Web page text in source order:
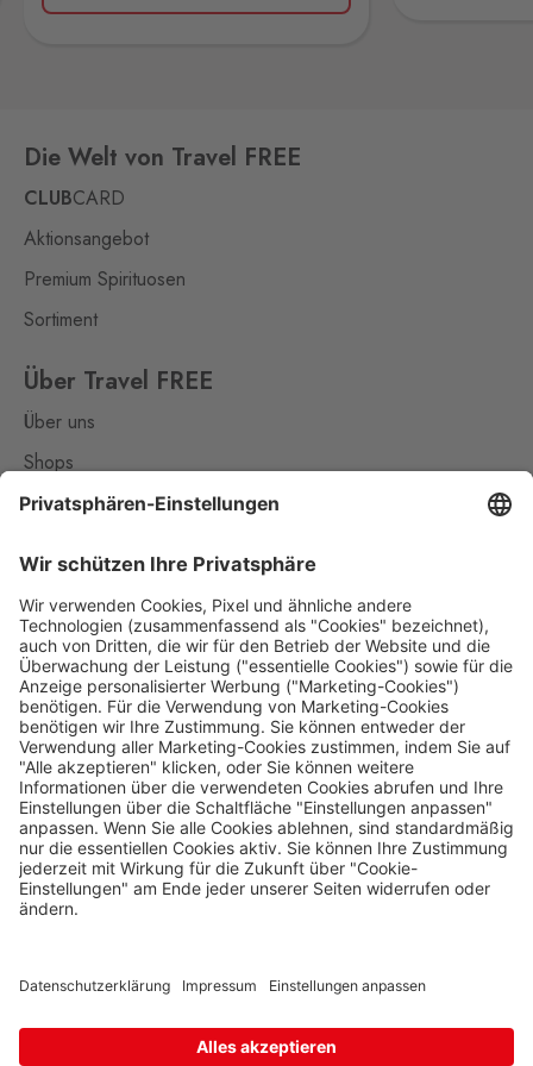
362 35
Rozvadov 1
Waidhaus 1
Hraniční přechod Rozvadov,
Rozvadov,348 07
Waidhaus 2
348 07
Sohland
Slavonice
Fratres
Wolkerova 315, Slavonice,
378 81
2 Stk.
Strážný
Philippsreut
Hraniční přechod Strážný 13,
Strážný,384 43
11 Stk.
Svatý Kříž 1
Waldsassen 1
15 Stk.
Vejprty
Bärenstein
Potoční ulice 1303, Vejprty,
10 Stk.
Die Welt von Travel FREE
CLUBCARD
Aktionsangebot
Premium Spirituosen
Sortiment
Über Travel FREE
Über uns
Shops
Kontakt
Nützliches
Impressum
Datenschutz
Die Travel FREE App zum Download
Folge uns auf Social Media